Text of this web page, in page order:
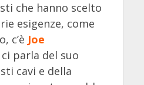
che hanno scelto
esigenze, come
c’è Joe
ci parla del suo
cavi e della